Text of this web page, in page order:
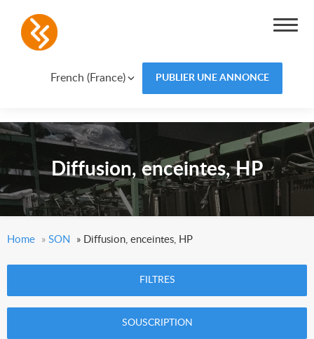
French (France) PUBLIER UNE ANNONCE
Diffusion, enceintes, HP
Home » SON » Diffusion, enceintes, HP
FILTRES
SOUSCRIPTION